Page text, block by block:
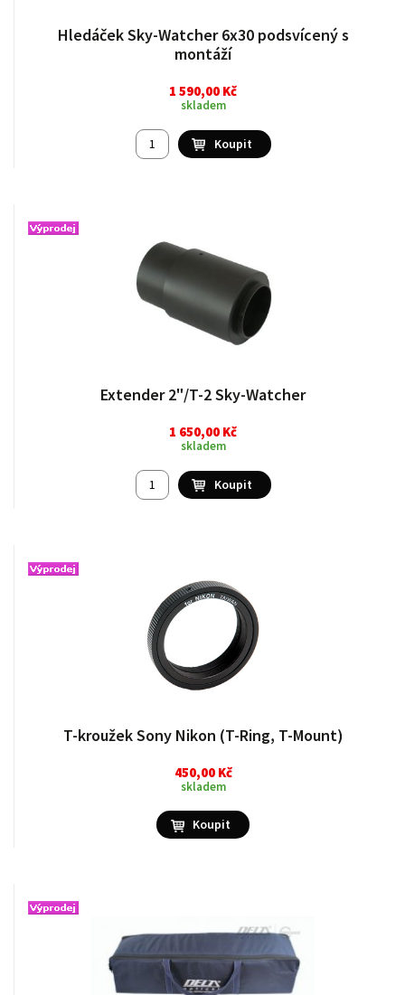
Hledáček Sky-Watcher 6x30 podsvícený s
montáží
1 590,00 Kč
skladem
Extender 2"/T-2 Sky-Watcher
1 650,00 Kč
skladem
T-kroužek Sony Nikon (T-Ring, T-Mount)
450,00 Kč
skladem
Koupit